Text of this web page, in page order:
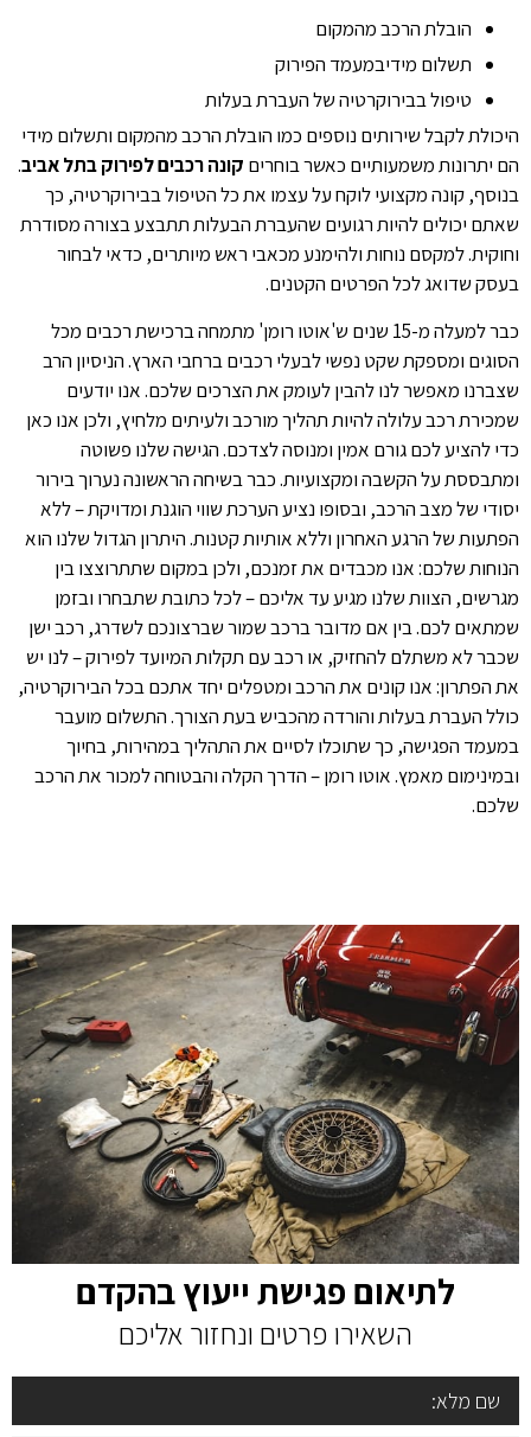
הובלת הרכב מהמקום
תשלום מידיבמעמד הפירוק
טיפול בבירוקרטיה של העברת בעלות
היכולת לקבל שירותים נוספים כמו הובלת הרכב מהמקום ותשלום מידי
הם יתרונות משמעותיים כאשר בוחרים קונה רכבים לפירוק בתל אביב.
בנוסף, קונה מקצועי לוקח על עצמו את כל הטיפול בבירוקרטיה, כך
שאתם יכולים להיות רגועים שהעברת הבעלות תתבצע בצורה מסודרת
וחוקית. למקסם נוחות ולהימנע מכאבי ראש מיותרים, כדאי לבחור
בעסק שדואג לכל הפרטים הקטנים.
כבר למעלה מ-15 שנים ש'אוטו רומן' מתמחה ברכישת רכבים מכל
הסוגים ומספקת שקט נפשי לבעלי רכבים ברחבי הארץ. הניסיון הרב
שצברנו מאפשר לנו להבין לעומק את הצרכים שלכם. אנו יודעים
שמכירת רכב עלולה להיות תהליך מורכב ולעיתים מלחיץ, ולכן אנו כאן
כדי להציע לכם גורם אמין ומנוסה לצדכם. הגישה שלנו פשוטה
ומתבססת על הקשבה ומקצועיות. כבר בשיחה הראשונה נערוך בירור
יסודי של מצב הרכב, ובסופו נציע הערכת שווי הוגנת ומדויקת – ללא
הפתעות של הרגע האחרון וללא אותיות קטנות. היתרון הגדול שלנו הוא
הנוחות שלכם: אנו מכבדים את זמנכם, ולכן במקום שתתרוצצו בין
מגרשים, הצוות שלנו מגיע עד אליכם – לכל כתובת שתבחרו ובזמן
שמתאים לכם. בין אם מדובר ברכב שמור שברצונכם לשדרג, רכב ישן
שכבר לא משתלם להחזיק, או רכב עם תקלות המיועד לפירוק – לנו יש
את הפתרון: אנו קונים את הרכב ומטפלים יחד אתכם בכל הבירוקרטיה,
כולל העברת בעלות והורדה מהכביש בעת הצורך. התשלום מועבר
במעמד הפגישה, כך שתוכלו לסיים את התהליך במהירות, בחיוך
ובמינימום מאמץ. אוטו רומן – הדרך הקלה והבטוחה למכור את הרכב
שלכם.
לתיאום פגישת ייעוץ בהקדם
השאירו פרטים ונחזור אליכם